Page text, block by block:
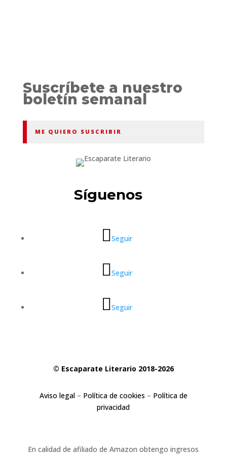
Suscríbete a nuestro
boletín semanal
ME QUIERO SUSCRIBIR
Síguenos
Seguir
Seguir
Seguir
© Escaparate Literario 2018-2026
Aviso legal– Política de cookies – Política de
privacidad
En calidad de afiliado de Amazon obtengo ingresos